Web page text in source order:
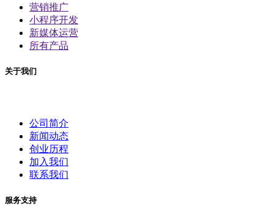
营销推广
小程序开发
新媒体运营
所有产品
关于我们
公司简介
新闻动态
创业历程
加入我们
联系我们
服务支持